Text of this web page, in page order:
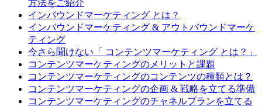
方法をご紹介
インバウンドマーケティング とは？
インバウンドマーケティング & アウトバウンドマーケ
ティング
今さら聞けない「 コンテンツマーケティング とは？」
コンテンツマーケティングのメリットと課題
コンテンツマーケティングのコンテンツの種類とは？
コンテンツマーケティングの企画 & 戦略を立てる準備
コンテンツマーケティングのチャネルプランを立てる